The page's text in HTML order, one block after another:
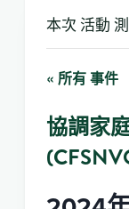
本次 活動
« 所有 事件
協調家